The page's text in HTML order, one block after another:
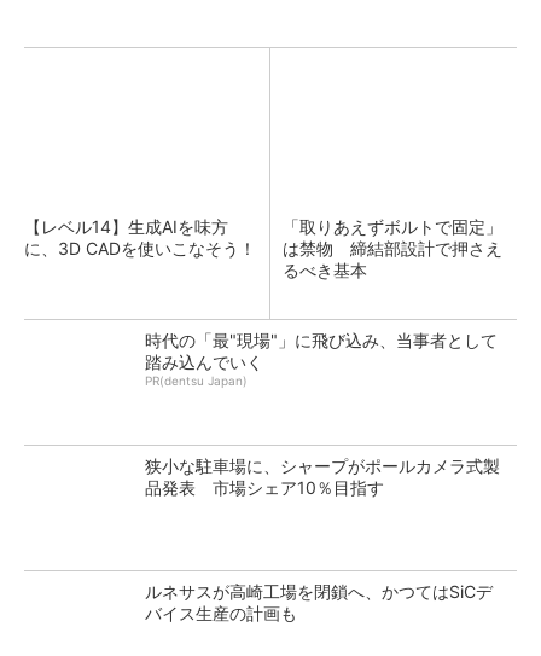
【レベル14】生成AIを味方
に、3D CADを使いこなそう！
「取りあえずボルトで固定」
は禁物 締結部設計で押さえ
るべき基本
時代の「最"現場"」に飛び込み、当事者として
踏み込んでいく
PR(dentsu Japan)
狭小な駐車場に、シャープがポールカメラ式製
品発表 市場シェア10％目指す
ルネサスが高崎工場を閉鎖へ、かつてはSiCデ
バイス生産の計画も